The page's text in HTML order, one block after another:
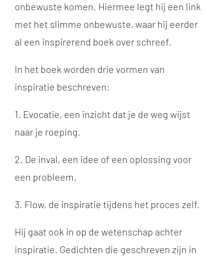
onbewuste komen. Hiermee legt hij een link
met het slimme onbewuste, waar hij eerder
al een inspirerend boek over schreef.
In het boek worden drie vormen van
inspiratie beschreven:
1. Evocatie, een inzicht dat je de weg wijst
naar je roeping.
2. De inval, een idee of een oplossing voor
een probleem.
3. Flow, de inspiratie tijdens het proces zelf.
Hij gaat ook in op de wetenschap achter
inspiratie. Gedichten die geschreven zijn in